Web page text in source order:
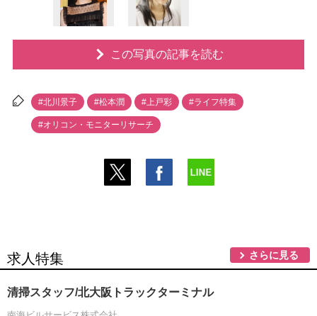
この写真の記事を読む
#北川景子 #松本潤 #上戸彩 #ライフ特集
#オリコン・モニターリサーチ
求人特集 さらに見る
清掃スタッフ/北大阪トラックターミナル